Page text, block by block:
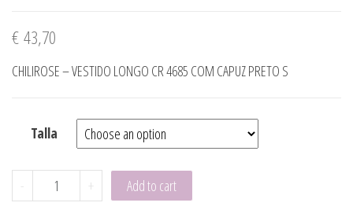
€43,70
CHILIROSE – VESTIDO LONGO CR 4685 COM CAPUZ PRETO S
Talla
- CHILIROSE - VESTIDO LONGO CR 4685 COM CAPUZ
+ Add to cart